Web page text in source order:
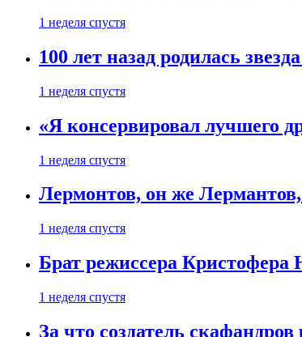
1 неделя спустя
100 лет назад родилась
1 неделя спустя
«Я консервировал лучшего
1 неделя спустя
Лермонтов, он же
1 неделя спустя
Брат режиссера Кристофера
1 неделя спустя
За что создатель